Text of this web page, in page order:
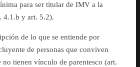
para ser titular de IMV a la
4.1.b y art. 5.2).
de lo que se entiende por
de personas que conviven
no tienen vínculo de parentesco (art.